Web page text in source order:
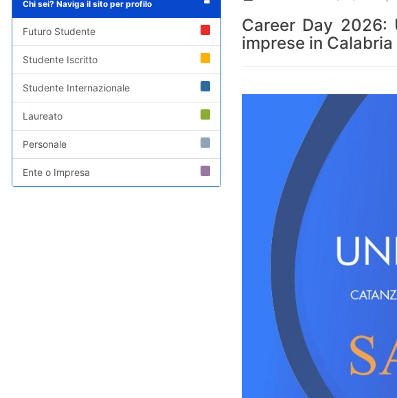
Chi sei? Naviga il sito per profilo
Futuro Studente
Studente Iscritto
Studente Internazionale
Laureato
Personale
Ente o Impresa
Career Day 2026:
imprese in Calabria